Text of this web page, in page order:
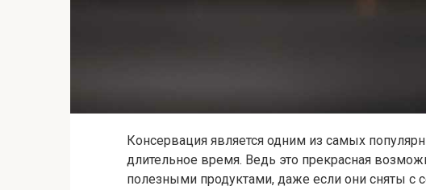
Консервация является одним из самых
длительное время. Ведь это прекрасная
полезными продуктами, даже если они сняты с